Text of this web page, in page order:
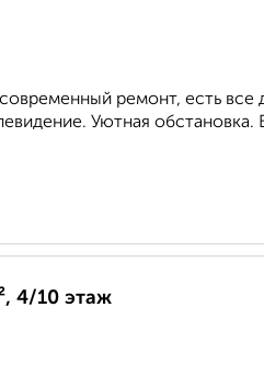
ремонт, есть все
Уютная
4/10 этаж